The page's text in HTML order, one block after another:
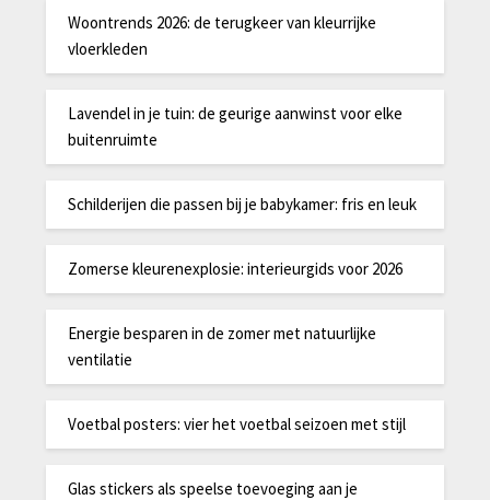
Woontrends 2026: de terugkeer van kleurrijke
vloerkleden
Lavendel in je tuin: de geurige aanwinst voor elke
buitenruimte
Schilderijen die passen bij je babykamer: fris en leuk
Zomerse kleurenexplosie: interieurgids voor 2026
Energie besparen in de zomer met natuurlijke
ventilatie
Voetbal posters: vier het voetbal seizoen met stijl
Glas stickers als speelse toevoeging aan je